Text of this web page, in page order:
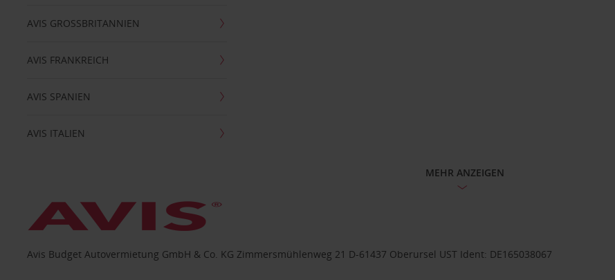
AVIS GROSSBRITANNIEN
AVIS FRANKREICH
AVIS SPANIEN
AVIS ITALIEN
MEHR ANZEIGEN
Avis Budget Autovermietung GmbH & Co. KG Zimmersmühlenweg 21 D-61437 Oberursel UST Ident: DE165038067